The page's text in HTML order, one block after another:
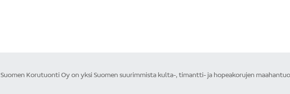
Suomen Korutuonti Oy on yksi Suomen suurimmista kulta-, timantti- ja hopeakorujen